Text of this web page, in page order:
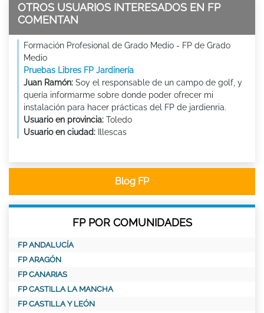
OTROS USUARIOS INTERESADOS EN FP
COMENTAN
Formación Profesional de Grado Medio - FP de Grado
Medio
Pruebas Libres FP Jardinería
Juan Ramón: Soy el responsable de un campo de golf, y
quería informarme sobre donde poder ofrecer mi
instalación para hacer prácticas del FP de jardienria.
Usuario en provincia: Toledo
Usuario en ciudad: Illescas
Blog FP
FP POR COMUNIDADES
FP ANDALUCÍA
FP ARAGÓN
FP CANARIAS
FP CASTILLA LA MANCHA
FP CASTILLA Y LEÓN